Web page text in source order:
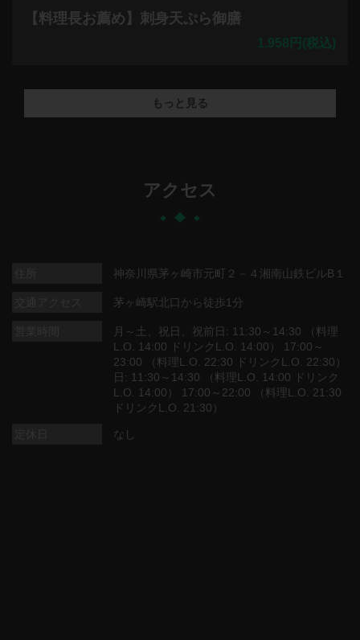
【料理長お薦め】刺身天ぷら御膳
1,958円 (税込)
もっと見る
アクセス
神奈川県茅ヶ崎市元町２－４湘南山鉄ビルB１
茅ヶ崎駅北口から徒歩1分
月～土、祝日、祝前日: 11:30～14:30 （料理
L.O. 14:00 ドリンクL.O. 14:00） 17:00～
23:00 （料理L.O. 22:30 ドリンクL.O. 22:30）
日: 11:30～14:30 （料理L.O. 14:00 ドリンク
L.O. 14:00） 17:00～22:00 （料理L.O. 21:30
ドリンクL.O. 21:30）
なし